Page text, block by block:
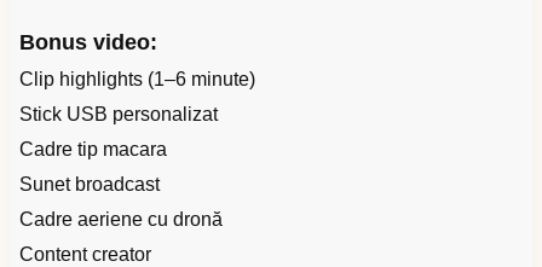
Bonus video:
Clip highlights (1–6 minute)
Stick USB personalizat
Cadre tip macara
Sunet broadcast
Cadre aeriene cu dronă
Content creator